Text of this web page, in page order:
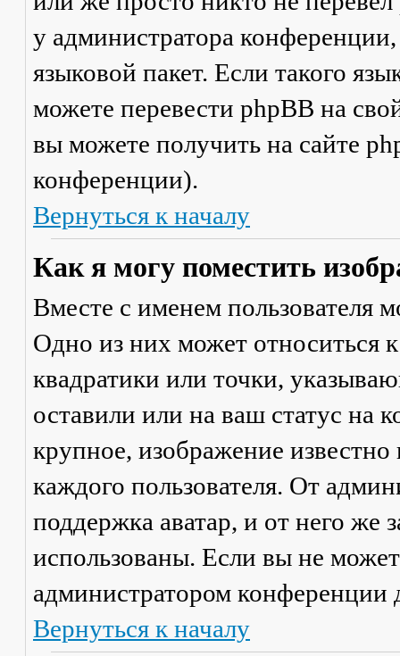
у администратора
языковой пакет. Если такого
можете перевести phpBB на
вы можете получить на сайте
конференции).
Вернуться к началу
Как я могу поместить
Вместе с именем пользователя
Одно из них может относиться
квадратики или точки,
оставили или на ваш статус на
крупное, изображение
каждого пользователя. От
поддержка аватар, и от него же
использованы. Если вы не
администратором конференции
Вернуться к началу